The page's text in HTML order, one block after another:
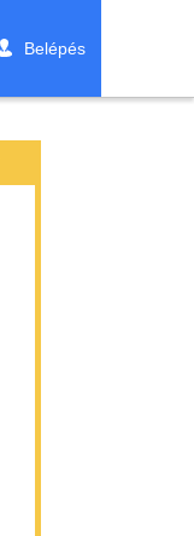
Belépés